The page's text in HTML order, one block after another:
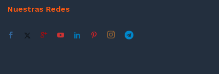
Nuestras Redes